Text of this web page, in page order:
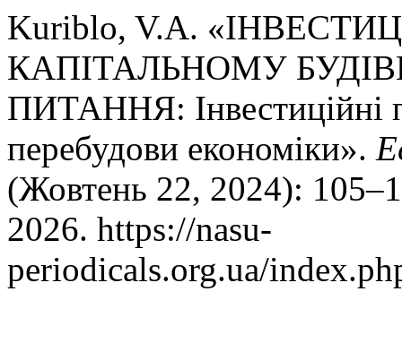
Kuriblo, V.A.
КАПІТАЛЬНОМУ
ПИТАННЯ: Інвестиційні
перебудови економіки».
(Жовтень 22, 2024):
2026. https://nasu-
periodicals.org.ua/